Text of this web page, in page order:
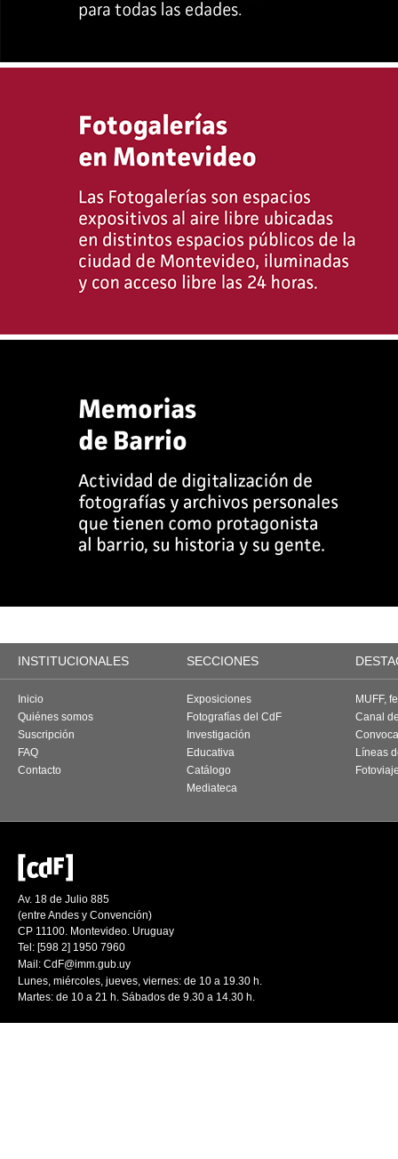
INSTITUCIONALES SECCIONES
Inicio
Quiénes somos
Suscripción
FAQ
Contacto
Exposiciones
Fotografías del CdF
Investigación
Educativa
Catálogo
Mediateca
MUFF,
Canal
Líneas
Av. 18 de Julio 885
(entre Andes y Convención)
CP 11100. Montevideo. Uruguay
Tel: [598 2] 1950 7960
Mail: CdF@imm.gub.uy
Lunes, miércoles, jueves, viernes: de 10 a 19.30 h.
Martes: de 10 a 21 h. Sábados de 9.30 a 14.30 h.